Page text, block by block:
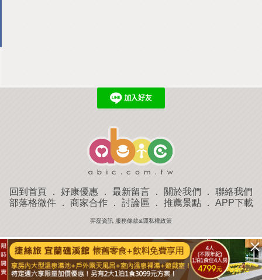
回到首頁 ． 好康優惠 ． 最新留言 ． 關於我們 ． 聯絡我們
部落格微件． 商家合作． 討論區 ． 推薦景點． APP下載
羿磊資訊 服務條款&隱私權政策